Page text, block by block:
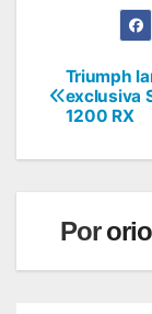
de
Triumph
exclusiva
1200 RX
Por